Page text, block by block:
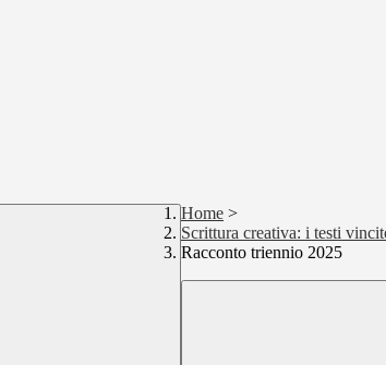
Home >
Scrittura creativa: i testi
Racconto triennio 2025